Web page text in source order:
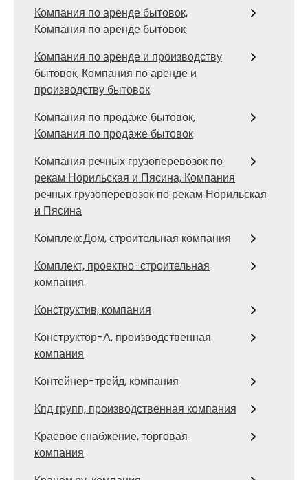
Компания по аренде бытовок,
Компания по аренде бытовок
Компания по аренде и производству
бытовок, Компания по аренде и
производству бытовок
Компания по продаже бытовок,
Компания по продаже бытовок
Компания речных грузоперевозок по
рекам Норильская и Пясина, Компания
речных грузоперевозок по рекам Норильская
и Пясина
КомплексДом, строительная компания
Комплект, проектно-строительная
компания
Конструктив, компания
Конструктор-А, производственная
компания
Контейнер-трейд, компания
Кпд групп, производственная компания
Краевое снабжение, торговая
компания